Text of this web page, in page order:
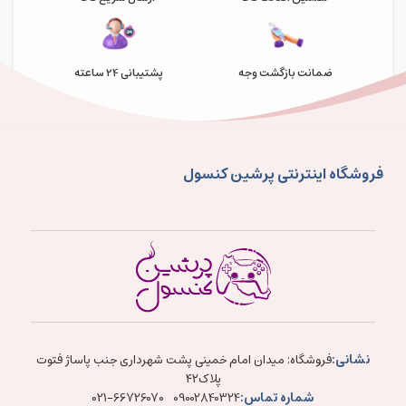
ضمانت بازگشت وجه پشتیبانی 24 ساعته
فروشگاه اینترنتی پرشین کنسول
نشانی:فروشگاه: میدان امام خمینی پشت شهرداری جنب پاساژ فتوت
پلاک۴۲
شماره تماس:09002840324
021-66726070